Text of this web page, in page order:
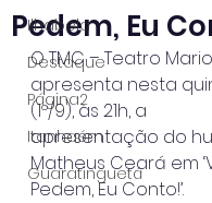
Ilhabela
Destaque
Página2
Itanhaém
Guaratinguetá
Pedem, Eu
O TMC – Teatro
apresenta nesta
(1º/9), às 21h, a
apresentação do
Matheus Ceará em
Pedem, Eu Conto!’.